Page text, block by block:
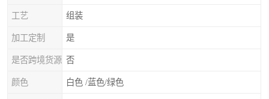
工艺 组装
加工定制 是
是否跨境货源 否
颜色 白色 /蓝色/绿色